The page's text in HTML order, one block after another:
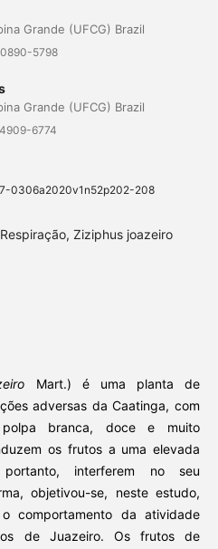
Grande (UFCG) Brazil
5798
Grande (UFCG) Brazil
6774
0306a2020v1n52p202-208
Ziziphus joazeiro
Mart.) é uma planta de
adversas da Caatinga, com
branca, doce e muito
os frutos a uma elevada
interferem no seu
objetivou-se, neste estudo,
comportamento da atividade
de Juazeiro. Os frutos de